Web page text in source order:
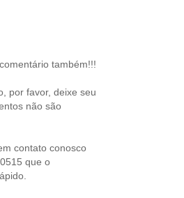
também!!!
por favor, deixe seu
não são
contato conosco
que o